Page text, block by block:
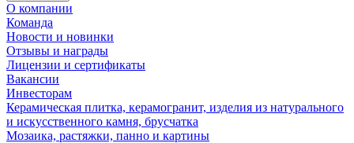
О компании
Команда
Новости и новинки
Отзывы и награды
Лицензии и сертификаты
Вакансии
Инвесторам
Керамическая плитка, керамогранит, изделия из натурального
и искусственного камня, брусчатка
Мозаика, растяжки, панно и картины